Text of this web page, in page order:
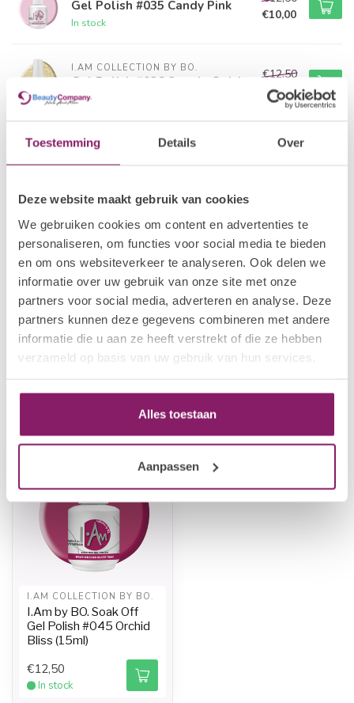
Toestemming Details Over
Deze website maakt gebruik van cookies
We gebruiken cookies om content en advertenties te
personaliseren, om functies voor social media te bieden
en om ons websiteverkeer te analyseren. Ook delen we
informatie over uw gebruik van onze site met onze
partners voor social media, adverteren en analyse. Deze
partners kunnen deze gegevens combineren met andere
informatie die u aan ze heeft verstrekt of die ze hebben
verzameld op basis van uw gebruik van hun services.
Alles toestaan
Aanpassen
Gel Polish #035 Candy Pink
In stock
€10,00
I.AM COLLECTION BY BO.
Gel Polish #036 Sequin Gold
In stock
€12,50
€10,00
I.AM COLLECTION BY BO.
€12,50
I.AM COLLECTION BY BO.
Gel Polish #038 Vintage
Flower
In stock
€12,50
€10,00
I.AM COLLECTION BY BO.
Gel Polish #039 Sheer Blush
In stock
€12,50
€10,00
Recently viewed
-20%
I.AM COLLECTION BY BO.
I.Am by BO. Soak Off
Gel Polish #045 Orchid
Bliss (15ml)
€12,50
In stock